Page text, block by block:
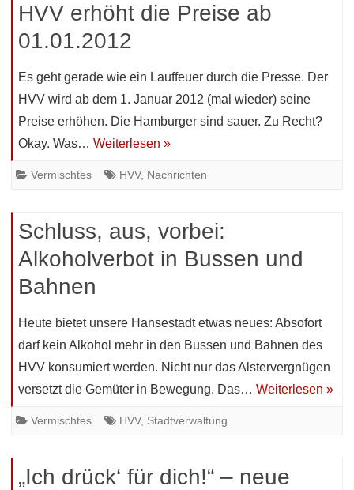
HVV erhöht die Preise ab
01.01.2012
Es geht gerade wie ein Lauffeuer durch die Presse. Der
HVV wird ab dem 1. Januar 2012 (mal wieder) seine
Preise erhöhen. Die Hamburger sind sauer. Zu Recht?
Okay. Was… Weiterlesen »
Vermischtes HVV, Nachrichten
Schluss, aus, vorbei:
Alkoholverbot in Bussen und
Bahnen
Heute bietet unsere Hansestadt etwas neues: Absofort
darf kein Alkohol mehr in den Bussen und Bahnen des
HVV konsumiert werden. Nicht nur das Alstervergnügen
versetzt die Gemüter in Bewegung. Das… Weiterlesen »
Vermischtes HVV, Stadtverwaltung
„Ich drück‘ für dich!“ – neue